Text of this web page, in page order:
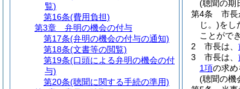
(聴聞の期
第4条
市長
じ。)をし
ことがで
2
市長は、
3
市長は、
1項の求
(聴聞の機
覧)
第16条(費用負担)
第3章
弁明の機会の付与
第17条(弁明の機会の付与の通知)
第18条(文書等の閲覧)
第19条(口頭による弁明の機会の付
与)
第20条(聴聞に関する手続の準用)